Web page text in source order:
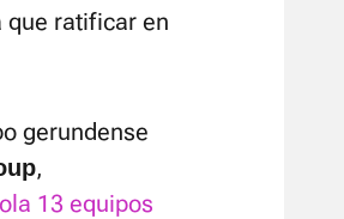
que ratificar en
gerundense
,
13 equipos